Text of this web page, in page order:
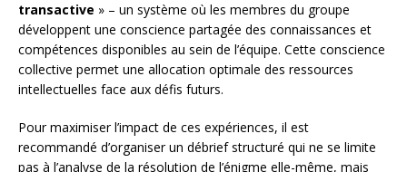
transactive » – un système où les membres du groupe
développent une conscience partagée des connaissances et
compétences disponibles au sein de l’équipe. Cette conscience
collective permet une allocation optimale des ressources
intellectuelles face aux défis futurs.
Pour maximiser l’impact de ces expériences, il est
recommandé d’organiser un débrief structuré qui ne se limite
pas à l’analyse de la résolution de l’énigme elle-même, mais